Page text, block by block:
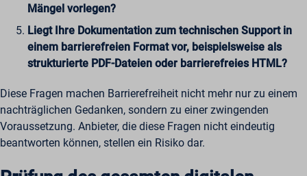
Mängel vorlegen?
Liegt Ihre Dokumentation zum technischen Support in
einem barrierefreien Format vor, beispielsweise als
strukturierte PDF-Dateien oder barrierefreies HTML?
Diese Fragen machen Barrierefreiheit nicht mehr nur zu einem
nachträglichen Gedanken, sondern zu einer zwingenden
Voraussetzung. Anbieter, die diese Fragen nicht eindeutig
beantworten können, stellen ein Risiko dar.